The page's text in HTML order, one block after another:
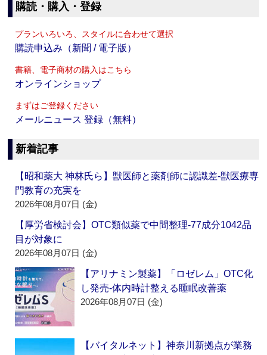
購読・購入・登録
プランいろいろ、スタイルに合わせて選択
購読申込み（新聞 / 電子版）
書籍、電子商材の購入はこちら
オンラインショップ
まずはご登録ください
メールニュース 登録（無料）
新着記事
【昭和薬大 神林氏ら】獣医師と薬剤師に認識差‐獣医療専
門教育の充実を
2026年08月07日 (金)
【厚労省検討会】OTC類似薬で中間整理‐77成分1042品
目が対象に
2026年08月07日 (金)
【アリナミン製薬】「ロゼレム」OTC化
し発売‐体内時計整える睡眠改善薬
2026年08月07日 (金)
【バイタルネット】神奈川新拠点が業務